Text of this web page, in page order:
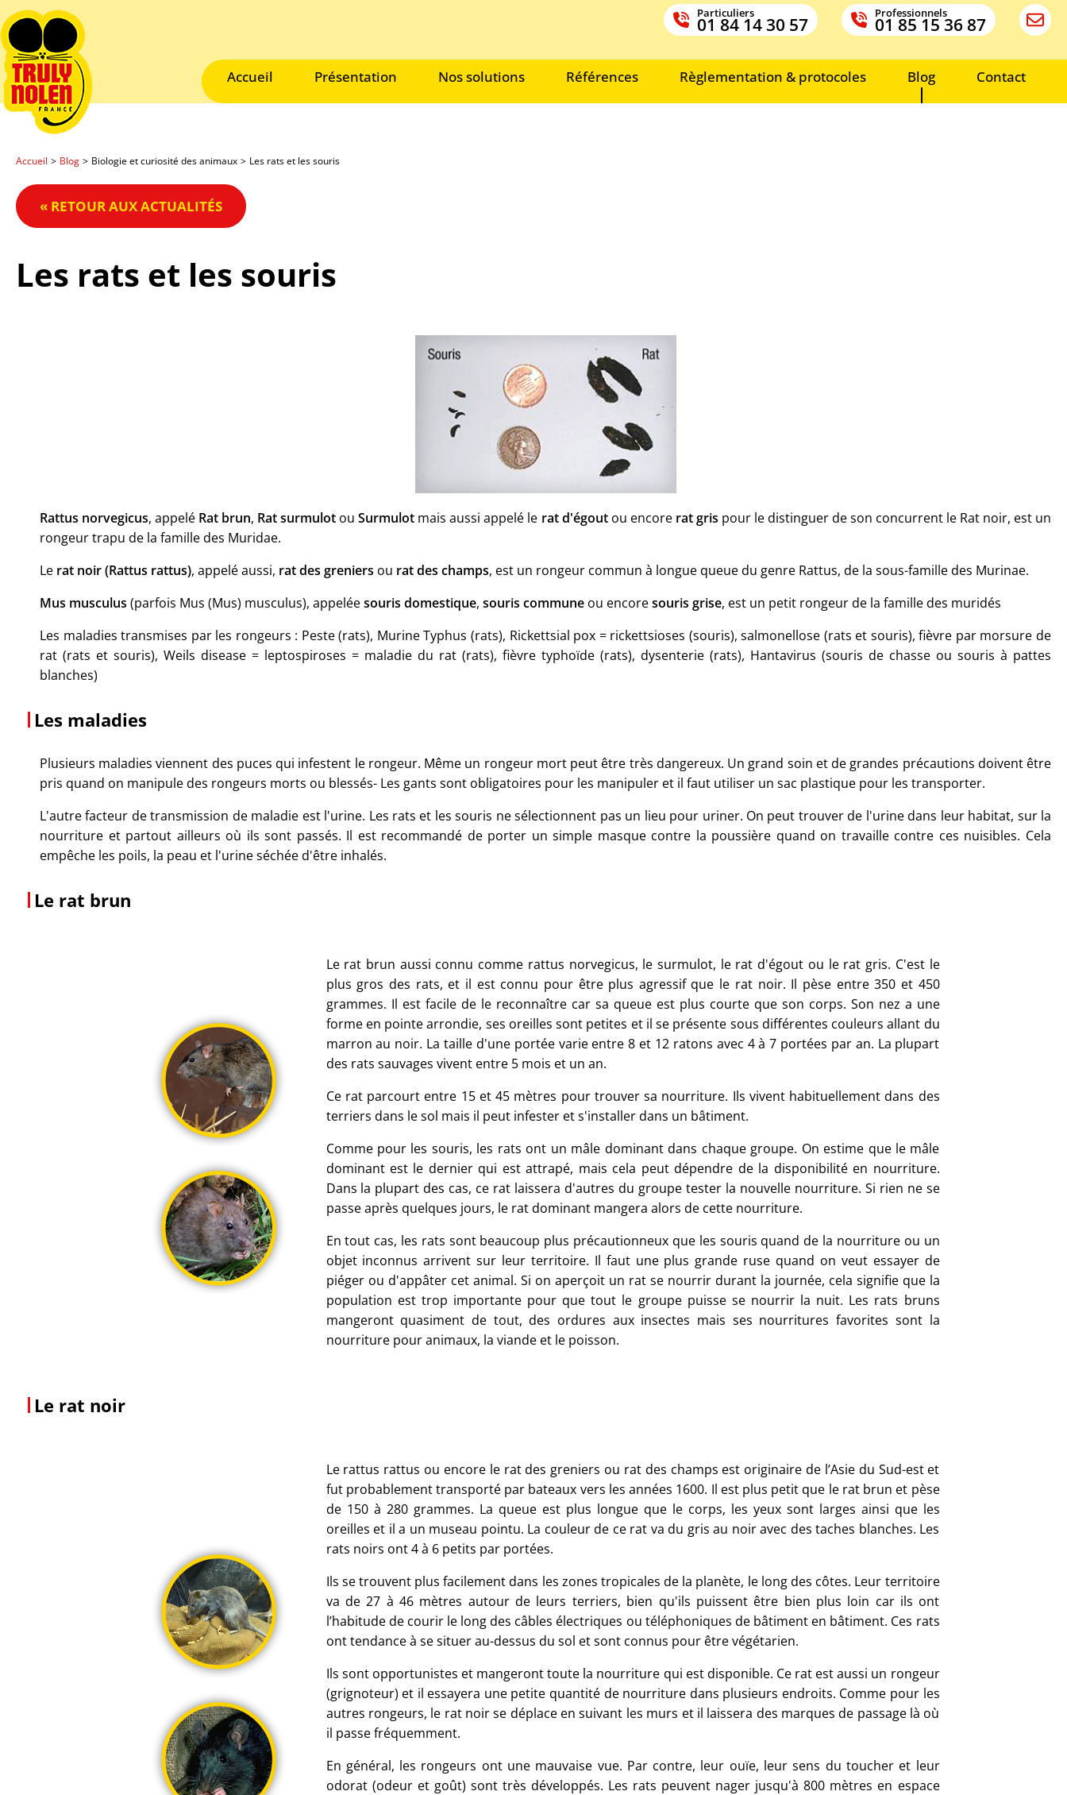
Particuliers
01 84 14 30 57
Professionnels
01 85 15 36 87
Accueil Présentation Nos solutions Références Règlementation & protocoles Blog Contact
Accueil > Blog > Biologie et curiosité des animaux > Les rats et les souris
« RETOUR AUX ACTUALITÉS
Les rats et les souris
Rattus norvegicus, appelé Rat brun, Rat surmulot ouSurmulot mais aussi appelé le rat d'égoutou encore rat gris pour le distinguer de son concurrent le Rat noir, est un
rongeur trapu de la famille des Muridae.
Le rat noir (Rattus rattus), appelé aussi, rat des greniers ou rat des champs, est un rongeur commun à longue queue du genre Rattus, de la sous-famille des Murinae.
Mus musculus (parfois Mus (Mus) musculus), appeléesouris domestique, souris commune ou encoresouris grise, est un petit rongeur de la famille des muridés
Les maladies transmises par les rongeurs : Peste (rats), Murine Typhus (rats), Rickettsial pox = rickettsioses (souris), salmonellose (rats et souris), fièvre par morsure de
rat (rats et souris), Weils disease = leptospiroses = maladie du rat (rats), fièvre typhoïde (rats), dysenterie (rats), Hantavirus (souris de chasse ou souris à pattes
blanches)
Les maladies
Plusieurs maladies viennent des puces qui infestent le rongeur. Même un rongeur mort peut être très dangereux. Un grand soin et de grandes précautions doivent être
pris quand on manipule des rongeurs morts ou blessés- Les gants sont obligatoires pour les manipuler et il faut utiliser un sac plastique pour les transporter.
L'autre facteur de transmission de maladie est l'urine. Les rats et les souris ne sélectionnent pas un lieu pour uriner. On peut trouver de l'urine dans leur habitat, sur la
nourriture et partout ailleurs où ils sont passés. Il est recommandé de porter un simple masque contre la poussière quand on travaille contre ces nuisibles. Cela
empêche les poils, la peau et l'urine séchée d'être inhalés.
Le rat brun
Le rat brun aussi connu comme rattus norvegicus, le surmulot, le rat d'égout ou le rat gris. C'est le
plus gros des rats, et il est connu pour être plus agressif que le rat noir. Il pèse entre 350 et 450
grammes. Il est facile de le reconnaître car sa queue est plus courte que son corps. Son nez a une
forme en pointe arrondie, ses oreilles sont petites et il se présente sous différentes couleurs allant du
marron au noir. La taille d'une portée varie entre 8 et 12 ratons avec 4 à 7 portées par an. La plupart
des rats sauvages vivent entre 5 mois et un an.
Ce rat parcourt entre 15 et 45 mètres pour trouver sa nourriture. Ils vivent habituellement dans des
terriers dans le sol mais il peut infester et s'installer dans un bâtiment.
Comme pour les souris, les rats ont un mâle dominant dans chaque groupe. On estime que le mâle
dominant est le dernier qui est attrapé, mais cela peut dépendre de la disponibilité en nourriture.
Dans la plupart des cas, ce rat laissera d'autres du groupe tester la nouvelle nourriture. Si rien ne se
passe après quelques jours, le rat dominant mangera alors de cette nourriture.
En tout cas, les rats sont beaucoup plus précautionneux que les souris quand de la nourriture ou un
objet inconnus arrivent sur leur territoire. Il faut une plus grande ruse quand on veut essayer de
piéger ou d'appâter cet animal. Si on aperçoit un rat se nourrir durant la journée, cela signifie que la
population est trop importante pour que tout le groupe puisse se nourrir la nuit. Les rats bruns
mangeront quasiment de tout, des ordures aux insectes mais ses nourritures favorites sont la
nourriture pour animaux, la viande et le poisson.
Le rat noir
Le rattus rattus ou encore le rat des greniers ou rat des champs est originaire de l’Asie du Sud-est et
fut probablement transporté par bateaux vers les années 1600. Il est plus petit que le rat brun et pèse
de 150 à 280 grammes. La queue est plus longue que le corps, les yeux sont larges ainsi que les
oreilles et il a un museau pointu. La couleur de ce rat va du gris au noir avec des taches blanches. Les
rats noirs ont 4 à 6 petits par portées.
Ils se trouvent plus facilement dans les zones tropicales de la planète, le long des côtes. Leur territoire
va de 27 à 46 mètres autour de leurs terriers, bien qu'ils puissent être bien plus loin car ils ont
l’habitude de courir le long des câbles électriques ou téléphoniques de bâtiment en bâtiment. Ces rats
ont tendance à se situer au-dessus du sol et sont connus pour être végétarien.
Ils sont opportunistes et mangeront toute la nourriture qui est disponible. Ce rat est aussi un rongeur
(grignoteur) et il essayera une petite quantité de nourriture dans plusieurs endroits. Comme pour les
autres rongeurs, le rat noir se déplace en suivant les murs et il laissera des marques de passage là où
il passe fréquemment.
En général, les rongeurs ont une mauvaise vue. Par contre, leur ouïe, leur sens du toucher et leur
odorat (odeur et goût) sont très développés. Les rats peuvent nager jusqu'à 800 mètres en espace